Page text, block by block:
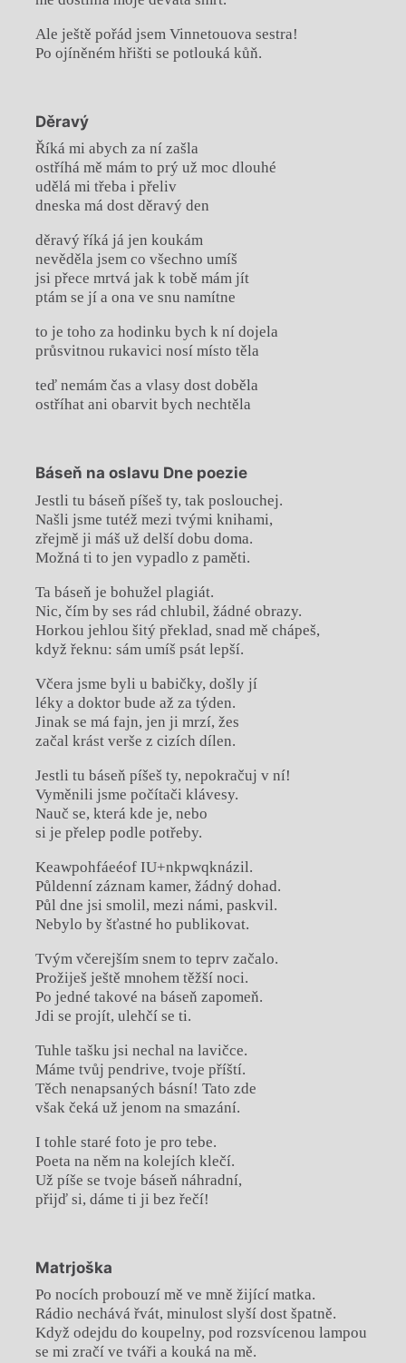
Ale ještě pořád jsem Vinnetouova sestra!
Po ojíněném hřišti se potlouká kůň.
Děravý
Říká mi abych za ní zašla
ostříhá mě mám to prý už moc dlouhé
udělá mi třeba i přeliv
dneska má dost děravý den
děravý říká já jen koukám
nevěděla jsem co všechno umíš
jsi přece mrtvá jak k tobě mám jít
ptám se jí a ona ve snu namítne
to je toho za hodinku bych k ní dojela
průsvitnou rukavici nosí místo těla
teď nemám čas a vlasy dost doběla
ostříhat ani obarvit bych nechtěla
Báseň na oslavu Dne poezie
Jestli tu báseň píšeš ty, tak poslouchej.
Našli jsme tutéž mezi tvými knihami,
zřejmě ji máš už delší dobu doma.
Možná ti to jen vypadlo z paměti.
Ta báseň je bohužel plagiát.
Nic, čím by ses rád chlubil, žádné obrazy.
Horkou jehlou šitý překlad, snad mě chápeš,
když řeknu: sám umíš psát lepší.
Včera jsme byli u babičky, došly jí
léky a doktor bude až za týden.
Jinak se má fajn, jen ji mrzí, žes
začal krást verše z cizích dílen.
Jestli tu báseň píšeš ty, nepokračuj v ní!
Vyměnili jsme počítači klávesy.
Nauč se, která kde je, nebo
si je přelep podle potřeby.
Keawpohfáeéof IU+nkpwqknázil.
Půldenní záznam kamer, žádný dohad.
Půl dne jsi smolil, mezi námi, paskvil.
Nebylo by šťastné ho publikovat.
Tvým včerejším snem to teprv začalo.
Prožiješ ještě mnohem těžší noci.
Po jedné takové na báseň zapomeň.
Jdi se projít, ulehčí se ti.
Tuhle tašku jsi nechal na lavičce.
Máme tvůj pendrive, tvoje příští.
Těch nenapsaných básní! Tato zde
však čeká už jenom na smazání.
I tohle staré foto je pro tebe.
Poeta na něm na kolejích klečí.
Už píše se tvoje báseň náhradní,
přijď si, dáme ti ji bez řečí!
Matrjoška
Po nocích probouzí mě ve mně žijící matka.
Rádio nechává řvát, minulost slyší dost špatně.
Když odejdu do koupelny, pod rozsvícenou lampou
se mi zračí ve tváři a kouká na mě.